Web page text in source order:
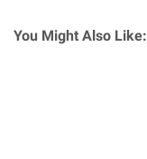
You Might Also Like: